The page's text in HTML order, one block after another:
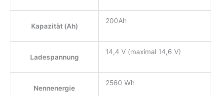
Kapazität (Ah)
200Ah
Ladespannung
14,4 V (maximal 14,6 V)
Nennenergie
2560 Wh